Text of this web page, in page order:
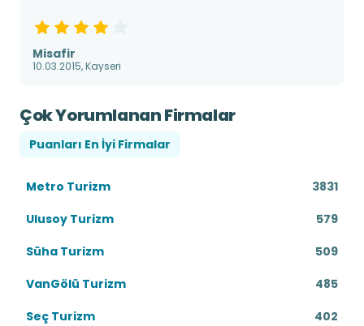
Misafir
10.03.2015, Kayseri
Çok Yorumlanan Firmalar
Puanları En İyi Firmalar
Metro Turizm
3831
Ulusoy Turizm
579
Süha Turizm
509
VanGölü Turizm
485
Seç Turizm
402